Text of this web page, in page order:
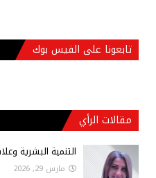
تابعونا على الفيس بوك
مقالات الرأي
التنمية البشرية
مارس 29, 2026